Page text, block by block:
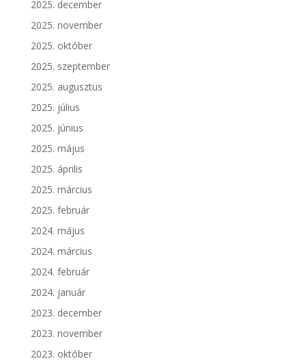
2025. december
2025. november
2025. október
2025. szeptember
2025. augusztus
2025. július
2025. június
2025. május
2025. április
2025. március
2025. február
2024. május
2024. március
2024. február
2024. január
2023. december
2023. november
2023. október